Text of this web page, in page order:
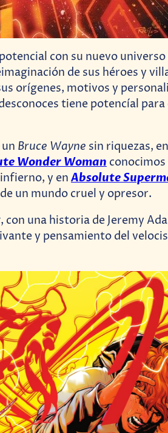
con su nuevo universo
de sus héroes y
orígenes, motivos y
tiene potencíal
Bruce Wayne sin riquezas,
Wonder Woman conocimos
y en Absolute
un mundo cruel y opresor.
, con una historia de Jeremy
y pensamiento del